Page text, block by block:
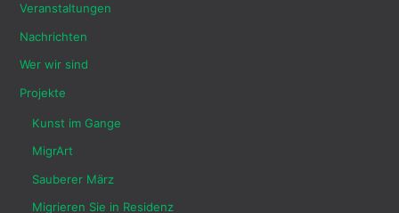
Veranstaltungen
Nachrichten
Wer wir sind
Projekte
Kunst im Gange
MigrArt
Sauberer März
Migrieren Sie in Residenz